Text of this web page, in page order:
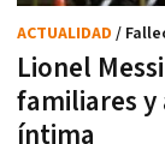
Lionel
familiares y
íntima
ACTUALIDAD /